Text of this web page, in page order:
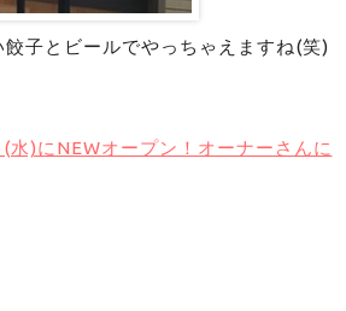
子とビールでやっちゃえますね(笑)
)にNEWオープン！オーナーさんに